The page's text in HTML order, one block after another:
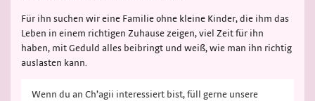
Für ihn suchen wir eine Familie ohne kleine Kinder, die ihm das
Leben in einem richtigen Zuhause zeigen, viel Zeit für ihn
haben, mit Geduld alles beibringt und weiß, wie man ihn richtig
auslasten kann.
Wenn du an Ch’agii interessiert bist, füll gerne unsere